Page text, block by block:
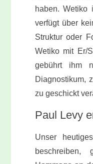
haben. Wetiko
verfügt über
Struktur oder
Wetiko mit Er/
gebührt ihm
Diagnostikum,
zu geschickt
Paul Levy
Unser